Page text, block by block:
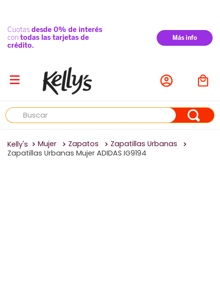
Buscar
Mujer Zapatos
Zapatillas Urbanas
Zapatillas Urbanas Mujer ADIDAS IG9194